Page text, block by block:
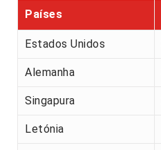
Países
Estados Unidos
Alemanha
Singapura
Letónia